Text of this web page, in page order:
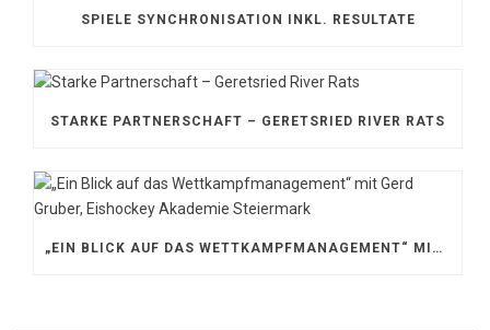
SPIELE SYNCHRONISATION INKL. RESULTATE
STARKE PARTNERSCHAFT – GERETSRIED RIVER RATS
„EIN BLICK AUF DAS WETTKAMPFMANAGEMENT“ MIT GERD GRUBER, EISHOCKEY AKADEMIE STEIERMARK